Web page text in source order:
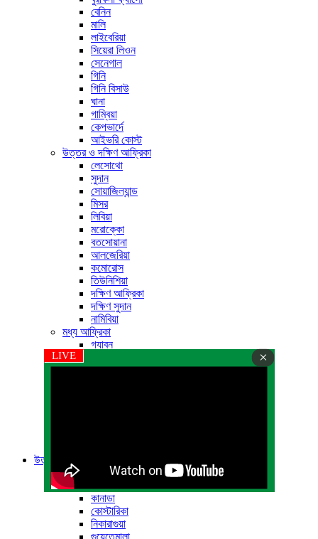
বেনিন
মালি
লাইবেরিয়া
সিয়েরা লিওন
সেনেগাল
গিনি
গিনি বিসাউ
ঘানা
গাম্বিয়া
কেপভার্দে
আইভরি কোস্ট
উত্তর ও দক্ষিণ আফ্রিকা
লেসোথো
সুদান
সোয়াজিল্যান্ড
মিসর
লিবিয়া
মরোক্কো
বতসোয়ানা
আলজেরিয়া
কমোরোস
তিউনিশিয়া
দক্ষিণ আফ্রিকা
দক্ষিণ সুদান
নামিবিয়া
মধ্য আফ্রিকা
গ্যাবন
কঙ্গো গণতান্ত্রিক প্রজাতন্ত্র
উত্তর আমেরিকা
উত্তর আমেরিকা
কানাডা
কোস্টারিকা
নিকারাগুয়া
গুয়েতেমালা
LIVE ×